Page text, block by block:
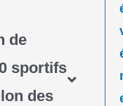
de
sportifs
des